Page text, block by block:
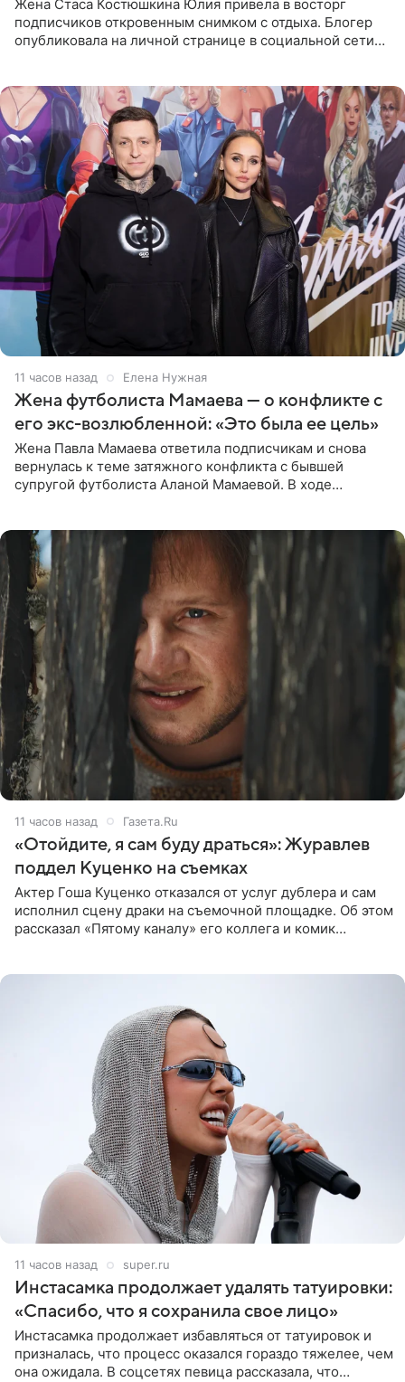
Жена Стаса Костюшкина Юлия привела в восторг
подписчиков откровенным снимком с отдыха. Блогер
опубликовала на личной странице в социальной сети
11 часов назад Елена Нужная
Жена футболиста Мамаева — о конфликте с
его экс-возлюбленной: «Это была ее цель»
Жена Павла Мамаева ответила подписчикам и снова
вернулась к теме затяжного конфликта с бывшей
супругой футболиста Аланой Мамаевой. В ходе
11 часов назад Газета.Ru
«Отойдите, я сам буду драться»: Журавлев
поддел Куценко на съемках
Актер Гоша Куценко отказался от услуг дублера и сам
исполнил сцену драки на съемочной площадке. Об этом
рассказал «Пятому каналу» его коллега и комик
11 часов назад super.ru
Инстасамка продолжает удалять татуировки:
«Спасибо, что я сохранила свое лицо»
Инстасамка продолжает избавляться от татуировок и
призналась, что процесс оказался гораздо тяжелее, чем
она ожидала. В соцсетях певица рассказала, что